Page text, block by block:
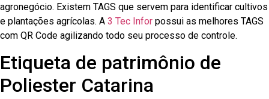
agronegócio. Existem TAGS que servem para identificar cultivos
e plantações agrícolas. A 3 Tec Infor possui as melhores TAGS
com QR Code agilizando todo seu processo de controle.
Etiqueta de patrimônio de
Poliester Catarina